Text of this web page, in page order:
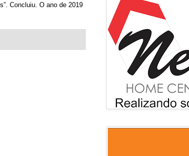
Concluiu. O ano de 2019